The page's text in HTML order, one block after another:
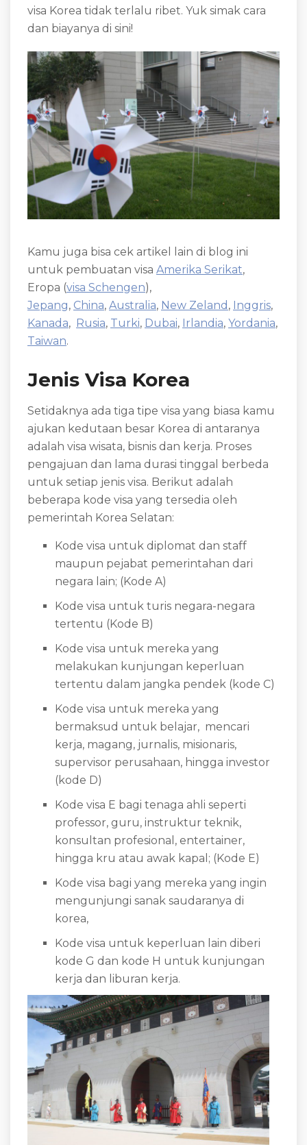
visa Korea tidak terlalu ribet. Yuk simak cara
dan biayanya di sini!
Kamu juga bisa cek artikel lain di blog ini
untuk pembuatan visa Amerika Serikat,
Eropa (visa Schengen),
Jepang, China, Australia, New Zeland , Inggris,
Kanada, Rusia, Turki, Dubai, Irlandia, Yordania,
Taiwan.
Jenis Visa Korea
Setidaknya ada tiga tipe visa yang biasa kamu
ajukan kedutaan besar Korea di antaranya
adalah visa wisata, bisnis dan kerja. Proses
pengajuan dan lama durasi tinggal berbeda
untuk setiap jenis visa. Berikut adalah
beberapa kode visa yang tersedia oleh
pemerintah Korea Selatan:
Kode visa untuk diplomat dan staff
maupun pejabat pemerintahan dari
negara lain; (Kode A)
Kode visa untuk turis negara-negara
tertentu (Kode B)
Kode visa untuk mereka yang
melakukan kunjungan keperluan
tertentu dalam jangka pendek (kode C)
Kode visa untuk mereka yang
bermaksud untuk belajar, mencari
kerja, magang, jurnalis, misionaris,
supervisor perusahaan, hingga investor
(kode D)
Kode visa E bagi tenaga ahli seperti
professor, guru, instruktur teknik,
konsultan profesional, entertainer,
hingga kru atau awak kapal; (Kode E)
Kode visa bagi yang mereka yang ingin
mengunjungi sanak saudaranya di
korea,
Kode visa untuk keperluan lain diberi
kode G dan kode H untuk kunjungan
kerja dan liburan kerja.